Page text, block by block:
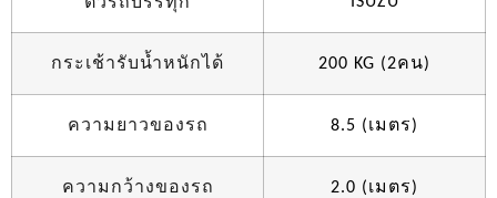
กระเช้ารับน้ำหนักได้ 200 KG (2คน)
ความยาวของรถ 8.5 (เมตร)
ความกว้างของรถ 2.0 (เมตร)